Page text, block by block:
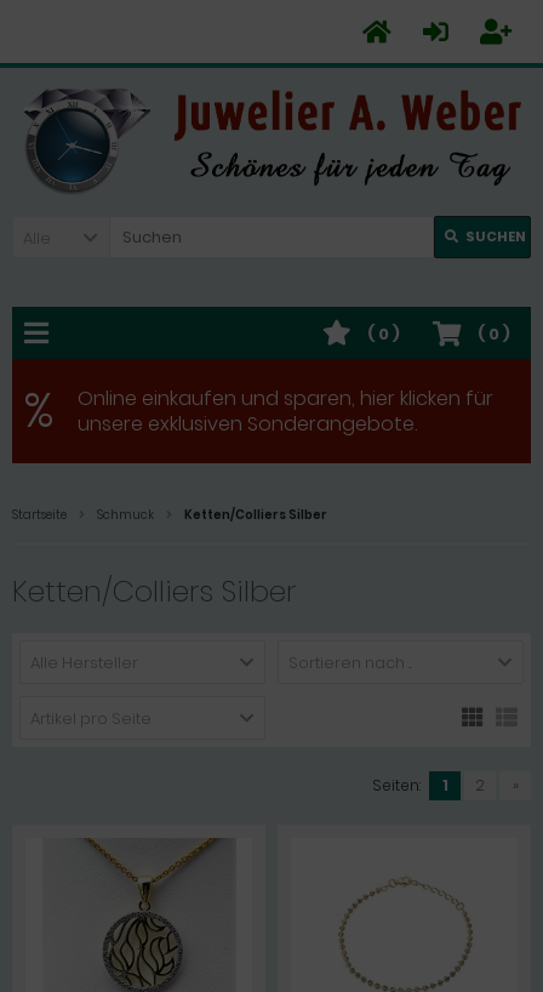
Alle SUCHEN
( 0 )
( 0 )
%
Online einkaufen und sparen, hier klicken für
unsere exklusiven Sonderangebote.
Startseite Schmuck Ketten/Colliers Silber
Ketten/Colliers Silber
Alle Hersteller Sortieren nach ...
Artikel pro Seite
Seiten: 1 2 »